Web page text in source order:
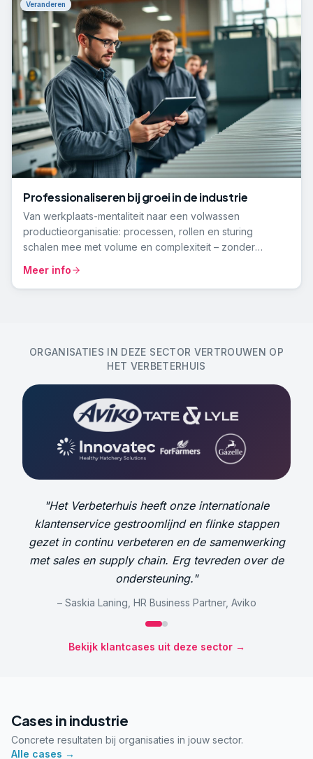
Veranderen
Professionaliseren bij groei in de industrie
Van werkplaats-mentaliteit naar een volwassen
productieorganisatie: processen, rollen en sturing
schalen mee met volume en complexiteit – zonder
vakmanschap te verliezen.
Meer info
ORGANISATIES IN DEZE SECTOR VERTROUWEN OP
HET VERBETERHUIS
Onze processen voor productontwikkeling en
productie zijn gestroomlijnd en gedigitaliseerd.
Flinke stappen in standaardisatie en foutreductie –
een schot in de roos."
Stephan Luimes,Technical Director
Concrete resultaten bij organisaties in jouw sector.
Alle cases →